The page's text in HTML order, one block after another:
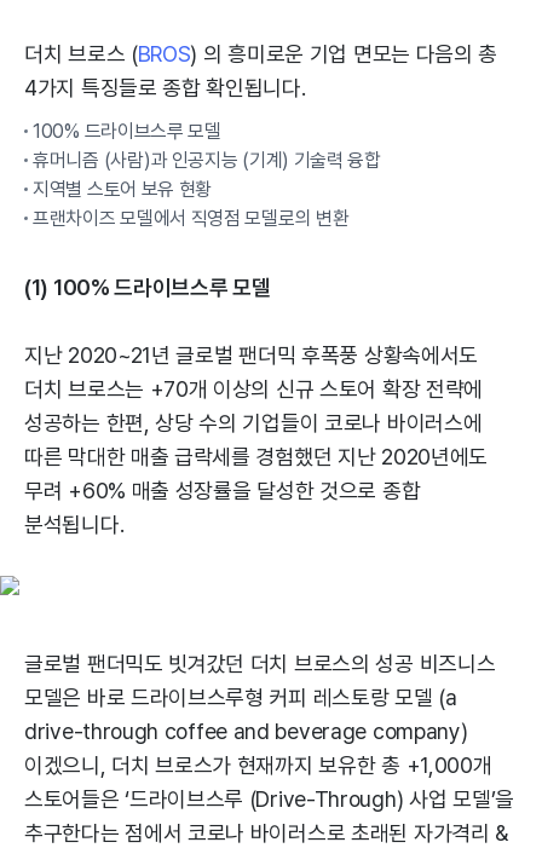
더치 브로스 (BROS) 의 흥미로운 기업 면모는 다음의 총
4가지 특징들로 종합 확인됩니다.
100% 드라이브스루 모델
휴머니즘 (사람)과 인공지능 (기계) 기술력 융합
지역별 스토어 보유 현황
프랜차이즈 모델에서 직영점 모델로의 변환
(1) 100% 드라이브스루 모델
지난 2020~21년 글로벌 팬더믹 후폭풍 상황속에서도
더치 브로스는 +70개 이상의 신규 스토어 확장 전략에
성공하는 한편, 상당 수의 기업들이 코로나 바이러스에
따른 막대한 매출 급락세를 경험했던 지난 2020년에도
무려 +60% 매출 성장률을 달성한 것으로 종합
분석됩니다.
글로벌 팬더믹도 빗겨갔던 더치 브로스의 성공 비즈니스
모델은 바로 드라이브스루형 커피 레스토랑 모델 (a
drive-through coffee and beverage company)
이겠으니, 더치 브로스가 현재까지 보유한 총 +1,000개
스토어들은 ‘드라이브스루 (Drive-Through) 사업 모델’을
추구한다는 점에서 코로나 바이러스로 초래된 자가격리 &